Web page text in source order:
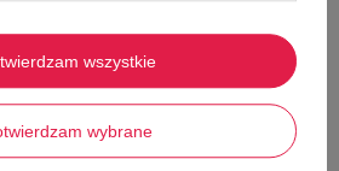
dodają elegancji i nowoczesności
jakości szkła, zapewnia
do mycia w zmywarce
Pokaż więcej
wybrane
wszystkie